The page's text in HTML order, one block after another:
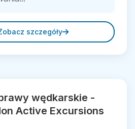
szczegóły
wędkarskie -
Active Excursions